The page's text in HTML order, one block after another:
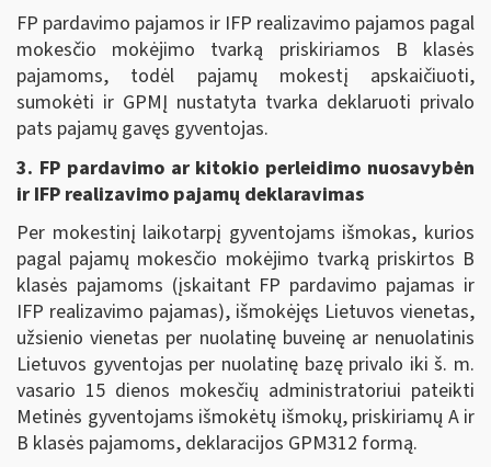
FP pardavimo pajamos ir IFP realizavimo pajamos pagal
mokesčio mokėjimo tvarką priskiriamos B klasės
pajamoms, todėl pajamų mokestį apskaičiuoti,
sumokėti ir GPMĮ nustatyta tvarka deklaruoti privalo
pats pajamų gavęs gyventojas.
3. FP pardavimo ar kitokio perleidimo nuosavybėn
ir IFP realizavimo pajamų deklaravimas
Per mokestinį laikotarpį gyventojams išmokas, kurios
pagal pajamų mokesčio mokėjimo tvarką priskirtos B
klasės pajamoms (įskaitant FP pardavimo pajamas ir
IFP realizavimo pajamas), išmokėjęs Lietuvos vienetas,
užsienio vienetas per nuolatinę buveinę ar nenuolatinis
Lietuvos gyventojas per nuolatinę bazę privalo iki š. m.
vasario 15 dienos mokesčių administratoriui pateikti
Metinės gyventojams išmokėtų išmokų, priskiriamų A ir
B klasės pajamoms, deklaracijos GPM312 formą.